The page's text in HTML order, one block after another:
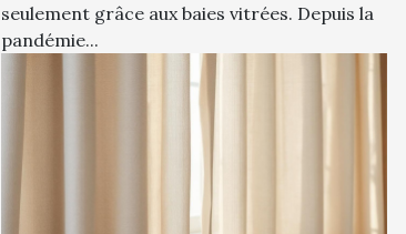
seulement grâce aux baies vitrées. Depuis la
pandémie...